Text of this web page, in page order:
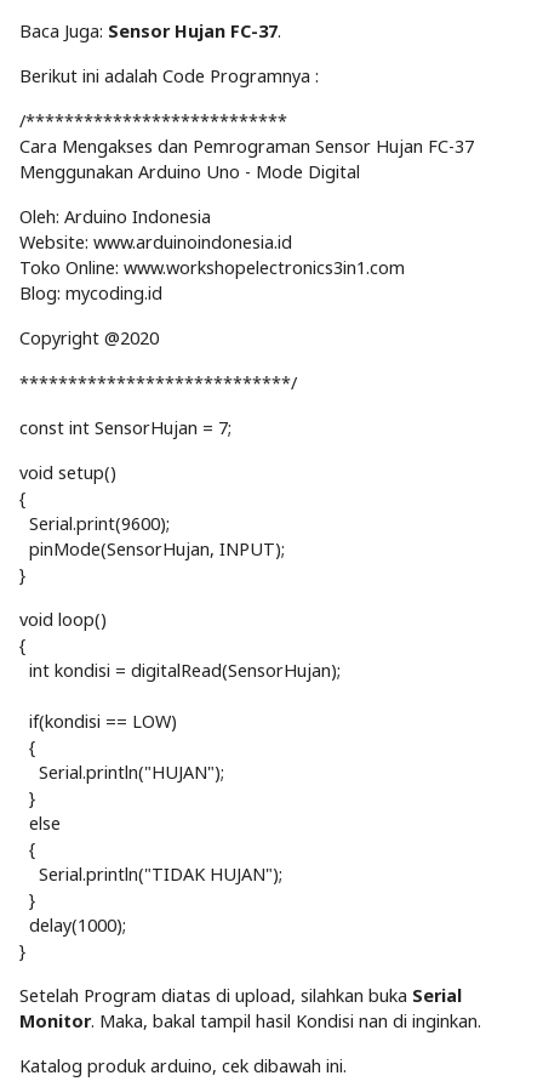
Baca Juga: Sensor Hujan FC-37.
Berikut ini adalah Code Programnya :
/***************************
Cara Mengakses dan Pemrograman Sensor Hujan FC-37
Menggunakan Arduino Uno - Mode Digital
Oleh: Arduino Indonesia
Website: www.arduinoindonesia.id
Toko Online: www.workshopelectronics3in1.com
Blog: mycoding.id
Copyright @2020
****************************/
const int SensorHujan = 7;
void setup()
{
Serial.print(9600);
pinMode(SensorHujan, INPUT);
}
void loop()
{
int kondisi = digitalRead(SensorHujan);
if(kondisi == LOW)
{
Serial.println("HUJAN");
}
else
{
Serial.println("TIDAK HUJAN");
}
delay(1000);
}
Setelah Program diatas di upload, silahkan buka Serial
Monitor. Maka, bakal tampil hasil Kondisi nan di inginkan.
Katalog produk arduino, cek dibawah ini.